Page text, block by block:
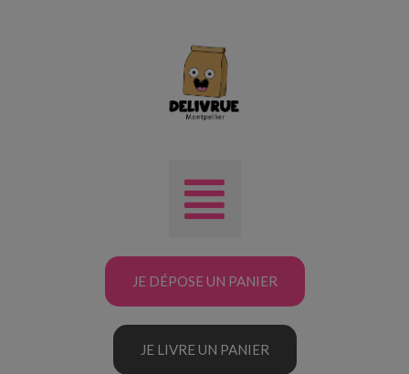
JE DÉPOSE UN PANIER
JE LIVRE UN PANIER